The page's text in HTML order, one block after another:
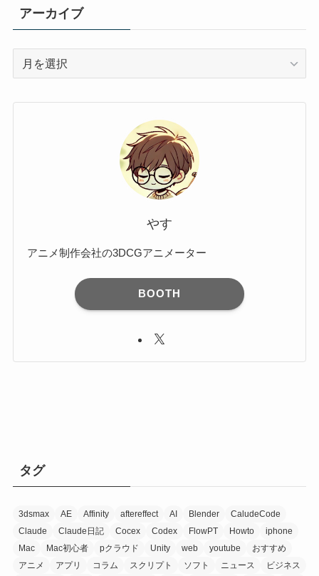
アーカイブ
やす
アニメ制作会社の3DCGアニメーター
BOOTH
タグ
3dsmax AE Affinity aftereffect AI Blender
CaludeCode
Claude
Claude日記 Cocex Codex FlowPT Howto
iphone
Mac
Mac初心者 pクラウド Unity web youtube
おすすめ
アニメ
アプリ コラム スクリプト ソフト ニュース ビジネス